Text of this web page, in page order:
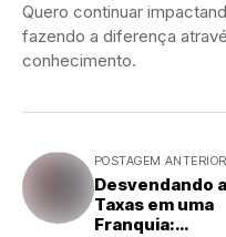
Quero continuar
fazendo a diferença
conhecimento.
POSTAGEM ANTERIOR
Desvendando
Taxas em uma
Franquia: